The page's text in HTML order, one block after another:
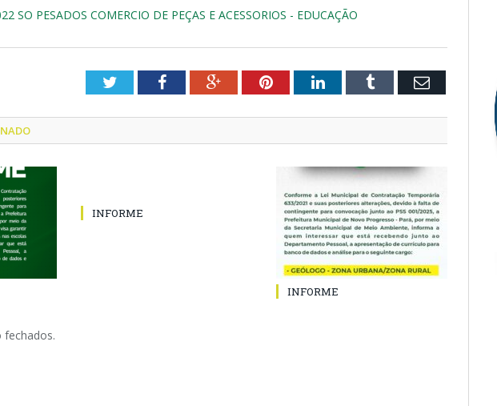
SO PESADOS COMERCIO DE PEÇAS E ACESSORIOS - EDUCAÇÃO
TwitterFacebookGoogle+PinterestLinkedInTumblr Email
INFORME
INFORME
fechados.